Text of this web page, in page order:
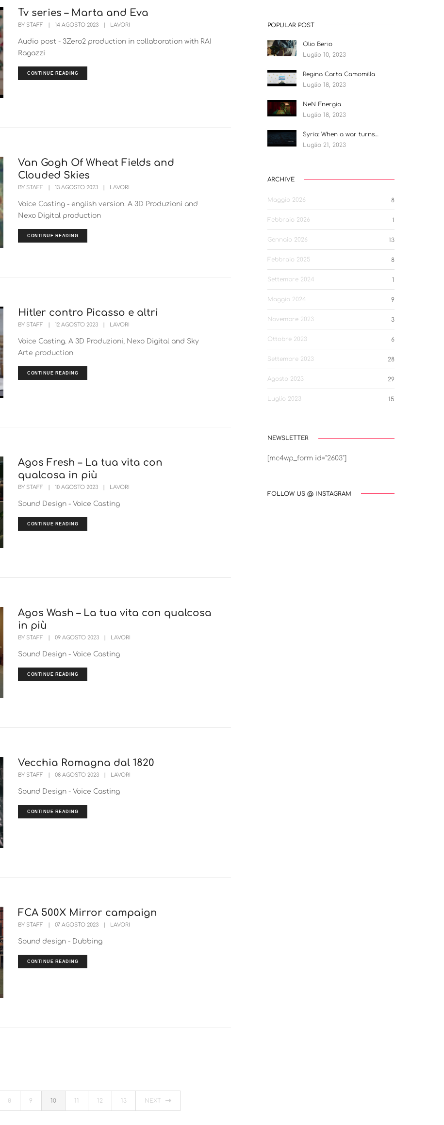
Tv series – Marta and Eva
BY STAFF 14 AGOSTO 2023 LAVORI
Audio post - 3Zero2 production in collaboration with RAI
Ragazzi
CONTINUE READING
Van Gogh Of Wheat Fields and
Clouded Skies
BY STAFF 13 AGOSTO 2023 LAVORI
Voice Casting - english version. A 3D Produzioni and
Nexo Digital production
CONTINUE READING
Hitler contro Picasso e altri
BY STAFF 12 AGOSTO 2023 LAVORI
Voice Casting. A 3D Produzioni, Nexo Digital and Sky
Arte production
CONTINUE READING
Agos Fresh – La tua vita con
qualcosa in più
BY STAFF 10 AGOSTO 2023 LAVORI
Sound Design - Voice Casting
CONTINUE READING
Agos Wash – La tua vita con qualcosa
in più
BY STAFF | 09 AGOSTO 2023 | LAVORI
Sound Design - Voice Casting
CONTINUE READING
Vecchia Romagna dal 1820
BY STAFF | 08 AGOSTO 2023 | LAVORI
Sound Design - Voice Casting
CONTINUE READING
FCA 500X Mirror campaign
BY STAFF | 07 AGOSTO 2023 | LAVORI
Sound design - Dubbing
CONTINUE READING
8 9 10 11 12 13 NEXT
POPULAR POST
Olio Berio
Luglio 10, 2023
Regina Carta Camomilla
Luglio 18, 2023
NeN Energia
Luglio 18, 2023
Syria: When a war turns…
Luglio 21, 2023
ARCHIVE
Maggio 2026 8
Febbraio 2026 1
Gennaio 2026 13
Febbraio 2025 8
Settembre 2024 1
Maggio 2024 9
Novembre 2023 3
Ottobre 2023 6
Settembre 2023 28
Agosto 2023 29
Luglio 2023 15
NEWSLETTER
[mc4wp_form id="2603"]
FOLLOW US @ INSTAGRAM